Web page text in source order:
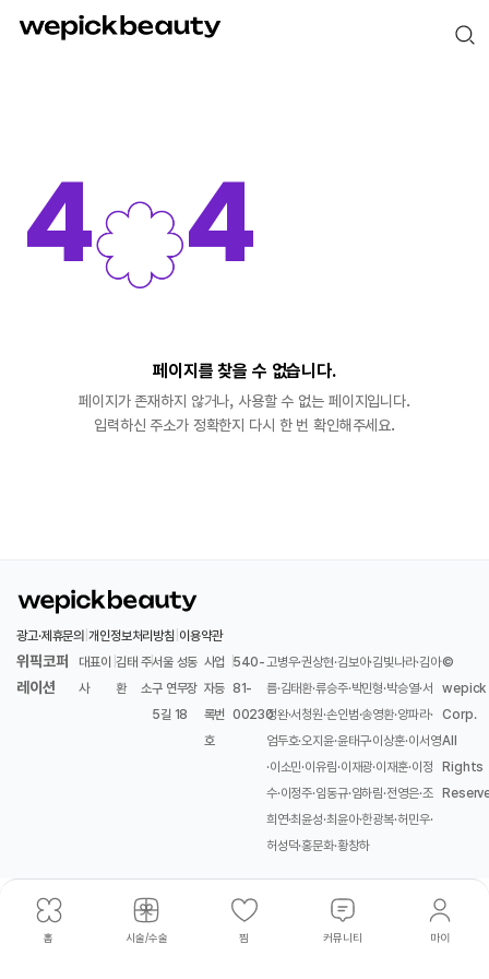
4 4
페이지를 찾을 수 없습니다.
페이지가 존재하지 않거나, 사용할 수 없는 페이지입니다.
입력하신 주소가 정확한지 다시 한 번 확인해주세요.
광고·제휴문의 |개인정보처리방침 이용약관
위픽코퍼
레이션
대표이
사
|김태
환
주
소
|서울 성동
구 연무장
5길 18
사업
자등
록번
호
|540-
81-
00230
고병우·권상현·김보아·김빛나라·김아
름·김태환·류승주·박민형·박승열·서
정완·서청원·손인범·송영환·양파라·
엄두호·오지윤·윤태구·이상훈·이서영
·이소민·이유림·이재광·이재훈·이정
수·이정주·임동규·임하림·전영은·조
희연·최윤성·최윤아·한광복·허민우·
허성덕·홍문화·황창하
©
wepick
Corp.
All
Rights
홈 시술/수술 찜 커뮤니티 마이